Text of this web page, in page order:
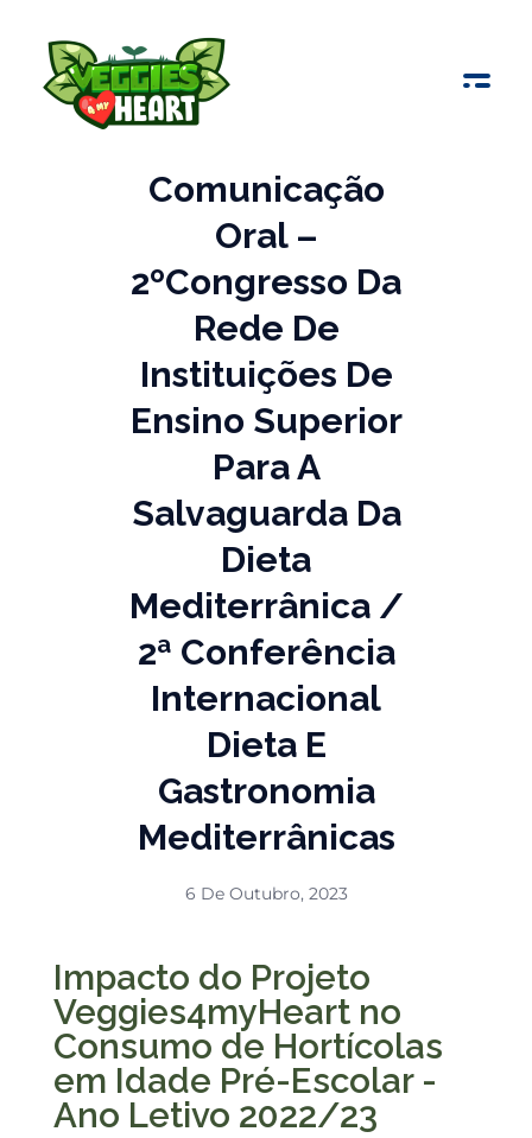
Comunicação
Oral –
2ºCongresso Da
Rede De
Instituições De
Ensino Superior
Para A
Salvaguarda Da
Dieta
Mediterrânica /
2ª Conferência
Internacional
Dieta E
Gastronomia
Mediterrânicas
6 De Outubro, 2023
Impacto do Projeto
Veggies4myHeart no
Consumo de Hortícolas
em Idade Pré-Escolar -
Ano Letivo 2022/23